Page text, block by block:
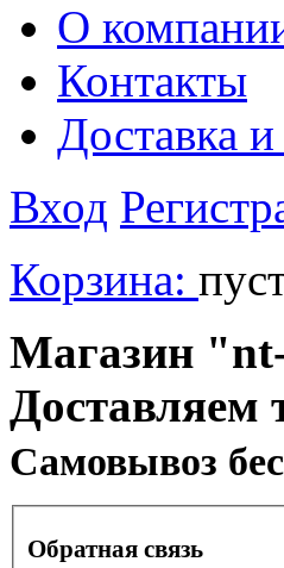
О
Контакты
Доставка
Вход
Корзина:
Магазин
Доставляем
Cамовывоз
Обратная связь